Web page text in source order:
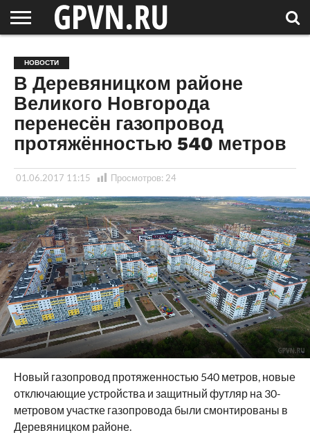
ОБЛАСТЬ
НОВОСТИ
СОСЕДЕЙ
РОССИЯ
/ МИР
СПЕЦПРОЕКТЫ
БЛОГ
СТАТЬИ
ФОТОРЕПОРТАЖИ
ИНТЕРВЬЮ
ОБЪЕКТЫ
ПОДБОРКИ
НОВОСТИ
В Деревяницком районе
Великого Новгорода
перенесён газопровод
протяжённостью 540 метров
01.06.2017 11:15 Просмотров: 24
Новый газопровод протяженностью 540 метров, новые
отключающие устройства и защитный футляр на 30-
метровом участке газопровода были смонтированы в
Деревяницком районе.